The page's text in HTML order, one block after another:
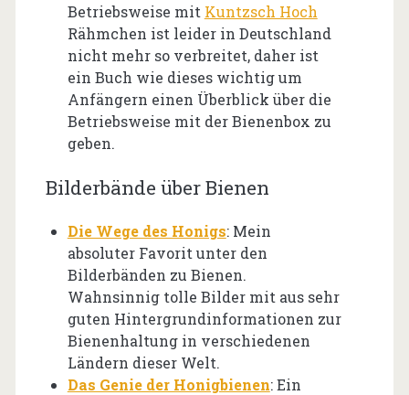
Betriebsweise mit Kuntzsch Hoch
Rähmchen ist leider in Deutschland
nicht mehr so verbreitet, daher ist
ein Buch wie dieses wichtig um
Anfängern einen Überblick über die
Betriebsweise mit der Bienenbox zu
geben.
Bilderbände über Bienen
Die Wege des Honigs: Mein
absoluter Favorit unter den
Bilderbänden zu Bienen.
Wahnsinnig tolle Bilder mit aus sehr
guten Hintergrundinformationen zur
Bienenhaltung in verschiedenen
Ländern dieser Welt.
Das Genie der Honigbienen: Ein